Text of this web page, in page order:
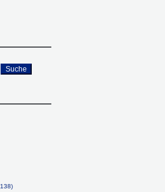
Suche